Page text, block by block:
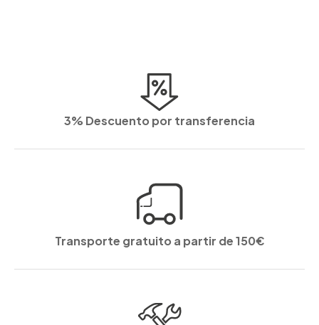
3% Descuento por transferencia
Transporte gratuito a partir de 150€